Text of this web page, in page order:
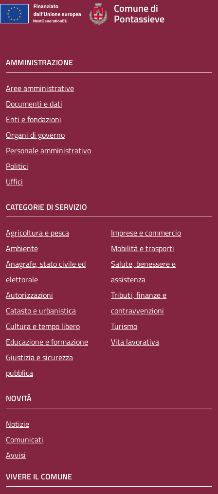
Comune di
Pontassieve
AMMINISTRAZIONE
Aree amministrative
Documenti e dati
Enti e fondazioni
Organi di governo
Personale amministrativo
Politici
Uffici
CATEGORIE DI SERVIZIO
Agricoltura e pesca
Ambiente
Anagrafe, stato civile ed
elettorale
Autorizzazioni
Catasto e urbanistica
Cultura e tempo libero
Educazione e formazione
Giustizia e sicurezza
pubblica
Imprese e commercio
Mobilità e trasporti
Salute, benessere e
assistenza
Tributi, finanze e
contravvenzioni
Turismo
Vita lavorativa
NOVITÀ
Notizie
Comunicati
Avvisi
VIVERE IL COMUNE